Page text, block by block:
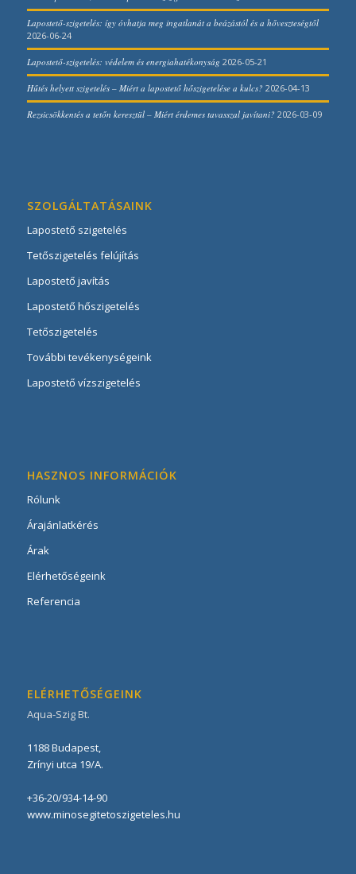
Lapostető-szigetelés: így óvhatja meg ingatlanát a beázástól és a hőveszteségtől
2026-06-24
Lapostető-szigetelés: védelem és energiahatékonyság 2026-05-21
Hűtés helyett szigetelés – Miért a lapostető hőszigetelése a kulcs? 2026-04-13
Rezsicsökkentés a tetőn keresztül – Miért érdemes tavasszal javítani? 2026-03-09
SZOLGÁLTATÁSAINK
Lapostető szigetelés
Tetőszigetelés felújítás
Lapostető javítás
Lapostető hőszigetelés
Tetőszigetelés
További tevékenységeink
Lapostető vízszigetelés
HASZNOS INFORMÁCIÓK
Rólunk
Árajánlatkérés
Árak
Elérhetőségeink
Referencia
ELÉRHETŐSÉGEINK
Aqua-Szig Bt.
1188Budapest,
Zrínyi utca 19/A.
+36-20/934-14-90
www.minosegitetoszigeteles.hu